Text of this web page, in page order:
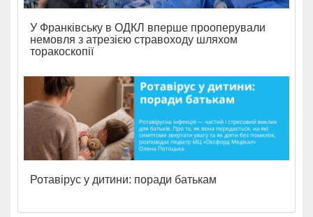
У Франківську в ОДКЛ вперше прооперували
немовля з атрезією стравоходу шляхом
торакоскопії
Ротавірус у дитини: поради батькам